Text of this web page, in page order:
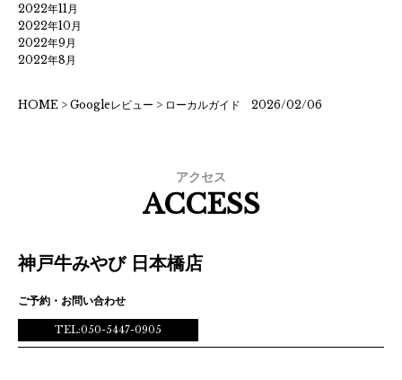
2022年11月
2022年10月
2022年9月
2022年8月
HOME > Googleレビュー > ローカルガイド 2026/02/06
アクセス
ACCESS
神戸牛みやび 日本橋店
ご予約・お問い合わせ
TEL:050-5447-0905